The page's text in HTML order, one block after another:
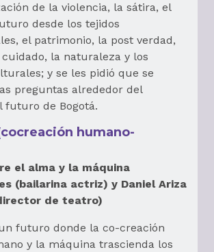
de la violencia, la sátira, el
desde los tejidos
el patrimonio, la post verdad,
la naturaleza y los
y se les pidió que se
preguntas alrededor del
futuro de Bogotá.
humano-
el alma y la máquina
(bailarina actriz) y Daniel Ariza
de teatro)
futuro donde la co-creación
y la máquina trascienda los